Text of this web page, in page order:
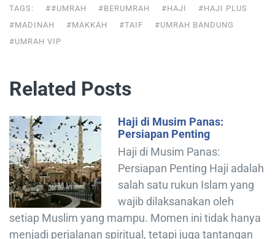
TAGS: ##UMRAH #BERUMRAH #HAJI
#HAJI PLUS
#MADINAH
#MAKKAH #TAIF
#UMRAH BANDUNG
#UMRAH VIP
Related Posts
Haji di Musim Panas:
Persiapan Penting
Haji di Musim Panas:
Persiapan Penting Haji adalah
salah satu rukun Islam yang
wajib dilaksanakan oleh
setiap Muslim yang mampu. Momen ini tidak hanya
menjadi perjalanan spiritual, tetapi juga tantangan